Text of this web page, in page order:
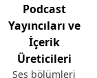
Podcast
Yayıncıları ve
İçerik
Üreticileri
Ses bölümleri